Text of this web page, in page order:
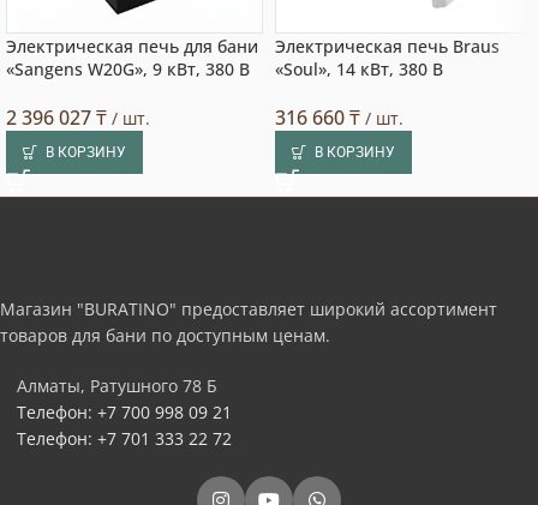
Электрическая печь для бани
«Sangens W20G», 9 кВт, 380 В
2 396 027₸ / шт.
В КОРЗИНУ
Электрическая печь Braus
«Soul», 14 кВт, 380 В
316 660₸ / шт.
В КОРЗИНУ
Магазин "BURATINO" предоставляет широкий ассортимент
товаров для бани по доступным ценам.
Алматы, Ратушного 78 Б
Телефон: +7 700 998 09 21
Телефон: +7 701 333 22 72